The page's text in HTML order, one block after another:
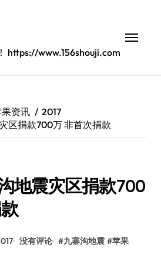
https://www.156shouji.com
资讯
2017
区捐款700万 非首次捐款
地震灾区捐款700
没有评论 #九寨沟地震 #苹果